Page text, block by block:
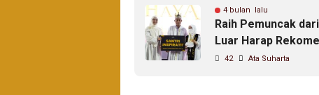
4 bulan lalu
Raih Pemuncak
Luar Harap
42 Ata Suharta